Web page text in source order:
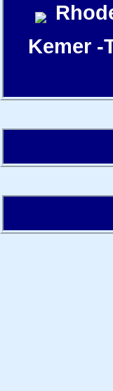
Kemer -